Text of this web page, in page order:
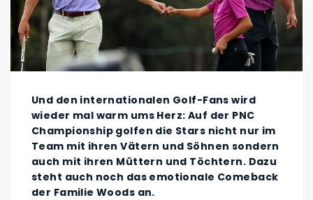
Und den internationalen Golf-Fans wird
wieder mal warm ums Herz: Auf der PNC
Championship golfen die Stars nicht nur im
Team mit ihren Vätern und Söhnen sondern
auch mit ihren Müttern und Töchtern. Dazu
steht auch noch das emotionale Comeback
der Familie Woods an.